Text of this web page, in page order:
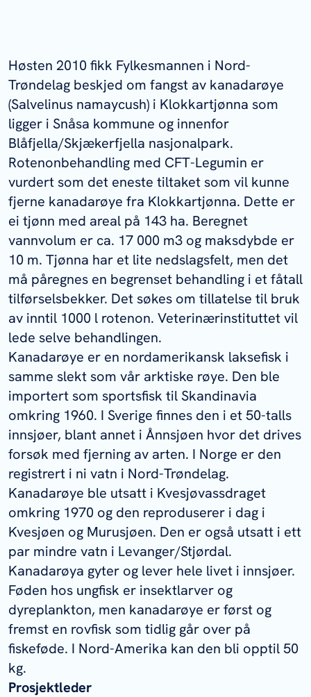
Høsten 2010 fikk Fylkesmannen i Nord-
Trøndelag beskjed om fangst av kanadarøye
(Salvelinus namaycush) i Klokkartjønna som
ligger i Snåsa kommune og innenfor
Blåfjella/Skjækerfjella nasjonalpark.
Rotenonbehandling med CFT-Legumin er
vurdert som det eneste tiltaket som vil kunne
fjerne kanadarøye fra Klokkartjønna. Dette er
ei tjønn med areal på 143 ha. Beregnet
vannvolum er ca. 17 000 m3 og maksdybde er
10 m. Tjønna har et lite nedslagsfelt, men det
må påregnes en begrenset behandling i et fåtall
tilførselsbekker. Det søkes om tillatelse til bruk
av inntil 1000 l rotenon. Veterinærinstituttet vil
lede selve behandlingen.
Kanadarøye er en nordamerikansk laksefisk i
samme slekt som vår arktiske røye. Den ble
importert som sportsfisk til Skandinavia
omkring 1960. I Sverige finnes den i et 50-talls
innsjøer, blant annet i Ånnsjøen hvor det drives
forsøk med fjerning av arten. I Norge er den
registrert i ni vatn i Nord-Trøndelag.
Kanadarøye ble utsatt i Kvesjøvassdraget
omkring 1970 og den reproduserer i dag i
Kvesjøen og Murusjøen. Den er også utsatt i ett
par mindre vatn i Levanger/Stjørdal.
Kanadarøya gyter og lever hele livet i innsjøer.
Føden hos ungfisk er insektlarver og
dyreplankton, men kanadarøye er først og
fremst en rovfisk som tidlig går over på
fiskeføde. I Nord-Amerika kan den bli opptil 50
kg.
Prosjektleder